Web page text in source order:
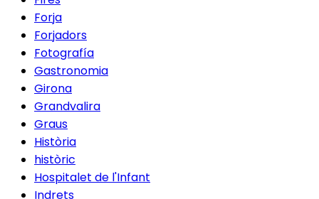
Forja
Forjadors
Fotografía
Gastronomia
Girona
Grandvalira
Graus
Història
històric
Hospitalet de l'Infant
Indrets